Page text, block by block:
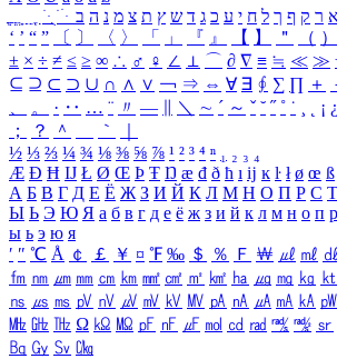
ִֶֹ ֻּ ׁׂ א ר ק ף ך ל ח י ע כ ג ד ש ץ ת צ מ נ ה ב
‘ ’ “ ” 〔 〕 〈 〉 「 」 『 』 【 】 ＂ （ ）
± × ÷ ≠ ≤ ≥ ∞ ∴ ♂ ♀ ∠ ⊥ ⌒ ∂ ∇ ≡ ≒ ≪ ≫
⊆ ⊇ ⊂ ⊃ ∪ ∩ ∧ ∨ ￢ ⇒ ⇔ ∀ ∃ ∮ ∑ ∏ ＋
、
。 · ‥ … ¨ 〃 ― ＼ ∼ ´ ～ ˇ ˘ ˝ ˚ ˙ ¸ ¡ ¿
；
？ ＾ ｀
½ ⅓ ⅔ ¼ ¾ ⅛ ⅜ ⅝ ⅞ ¹ ² ³ ⁴ ⁿ ₁ ₂ ₃ ₄
Æ Ð Ħ Ĳ Ł Ø Œ Þ Ŧ Ŋ æ đ ð ħ ı ĳ ĸ ŀ ł ø œ ß
А Б В Г Д Е Ё Ж З И Й К Л М Н О П Р С Т
Ы Ь Э Ю Я а б в г д е ё ж з и й к л м н о п р
ы ь э ю я
′ ″ ℃ Å ￠ ￡ ￥ ¤ ℉ ‰ ＄ ％ Ｆ ￦ ㎕ ㎖ ㎗
㎙ ㎚ ㎛ ㎜ ㎝ ㎞ ㎟ ㎠ ㎡ ㎢ ㏊ ㎍ ㎎ ㎏ ㏏
㎱ ㎲ ㎳ ㎴ ㎵ ㎶ ㎷ ㎸ ㎹ ㎀ ㎁ ㎂ ㎃ ㎄ ㎺
㎒ ㎓ ㎔ Ω ㏀ ㏁ ㎊ ㎋ ㎌ ㏖ ㏅ ㎭ ㎮ ㎯ ㏛
㏃ ㏉ ㏜ ㏆